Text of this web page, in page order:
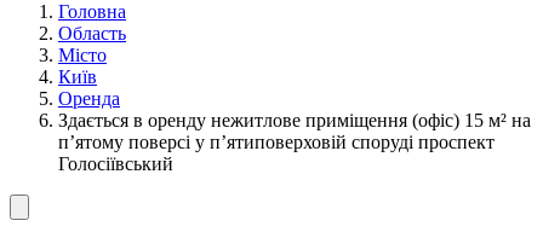
Головна
Область
Місто
Київ
Оренда
Здається в оренду нежитлове приміщення (офіс) 15 м² на
п’ятому поверсі у п’ятиповерховій споруді проспект
Голосіївський